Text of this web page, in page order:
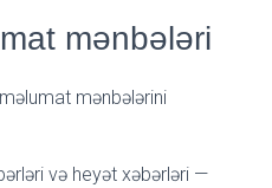
mənbələri
mənbələrini
və heyət xəbərləri —